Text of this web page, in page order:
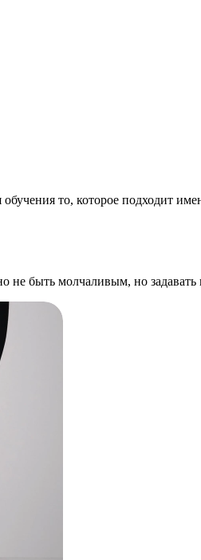
то, которое подходит
быть молчаливым, но задавать